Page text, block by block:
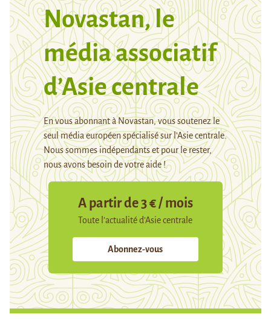
Novastan, le
média associatif
d’Asie centrale
En vous abonnant à Novastan, vous soutenez le
seul média européen spécialisé sur l’Asie centrale.
Nous sommes indépendants et pour le rester,
nous avons besoin de votre aide !
A partir de 3 € / mois
Toute l’actualité d’Asie centrale
Abonnez-vous